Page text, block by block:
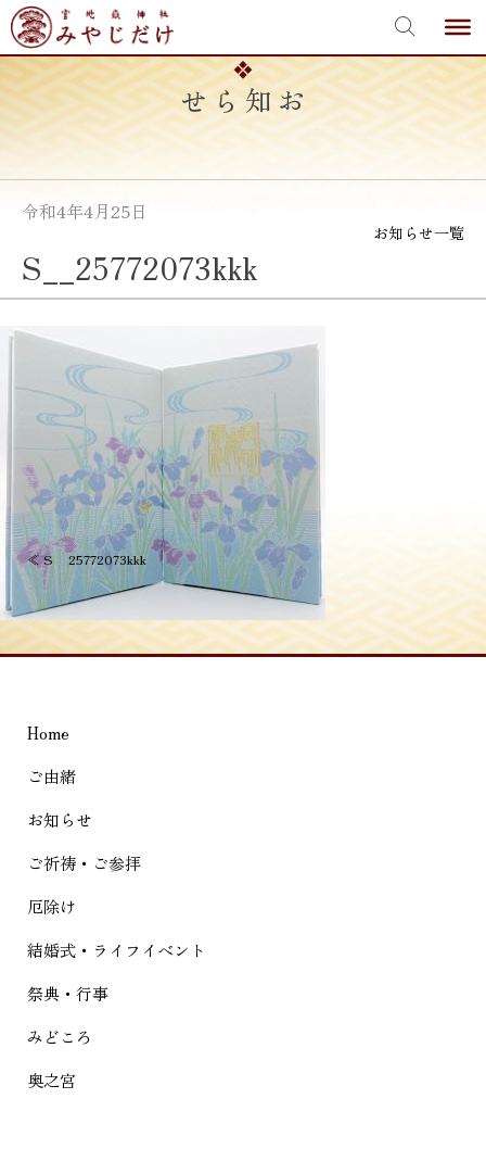
Skip
to
content
お知らせ
令和4年4月25日
お知らせ一覧
S__25772073kkk
投
稿
ナ
ビ
ー
シ
ョ
ン
≪S__25772073kkk
Home
ご由緒
お知らせ
ご祈祷・ご参拝
厄除け
結婚式・ライフイベント
祭典・行事
みどころ
奥之宮